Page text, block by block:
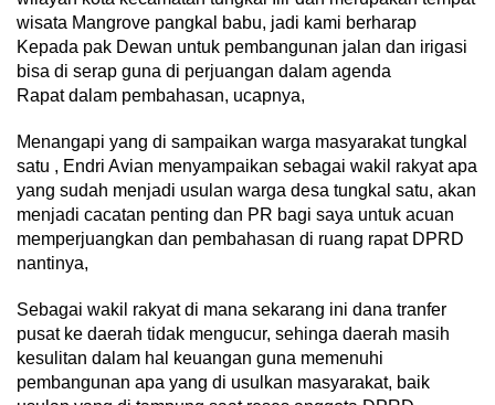
wisata Mangrove pangkal babu, jadi kami berharap
Kepada pak Dewan untuk pembangunan jalan dan irigasi
bisa di serap guna di perjuangan dalam agenda
Rapat dalam pembahasan, ucapnya,
Menangapi yang di sampaikan warga masyarakat tungkal
satu , Endri Avian menyampaikan sebagai wakil rakyat apa
yang sudah menjadi usulan warga desa tungkal satu, akan
menjadi cacatan penting dan PR bagi saya untuk acuan
memperjuangkan dan pembahasan di ruang rapat DPRD
nantinya,
Sebagai wakil rakyat di mana sekarang ini dana tranfer
pusat ke daerah tidak mengucur, sehinga daerah masih
kesulitan dalam hal keuangan guna memenuhi
pembangunan apa yang di usulkan masyarakat, baik